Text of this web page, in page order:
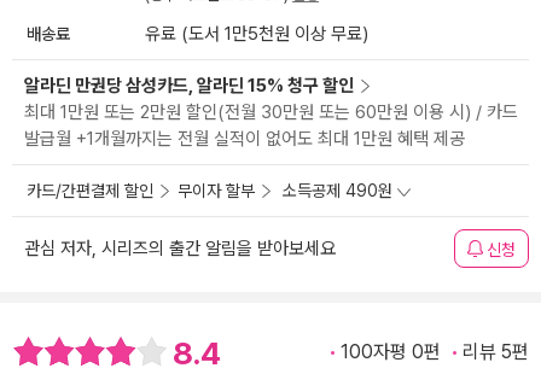
배송료 유료 (도서 1만5천원 이상 무료)
알라딘 만권당 삼성카드, 알라딘 15% 청구 할인
최대 1만원 또는 2만원 할인(전월 30만원 또는 60만원 이용 시) / 카드
발급월 +1개월까지는 전월 실적이 없어도 최대 1만원 혜택 제공
카드/간편결제 할인 무이자 할부 소득공제 490원
관심 저자, 시리즈의 출간 알림을 받아보세요 신청
8.4 100자평 0편 리뷰 5편